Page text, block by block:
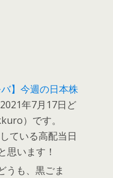
バ】今週の日本株
2021年7月17日ど
）です。
ている高配当日
思います！
うも、黒ごま